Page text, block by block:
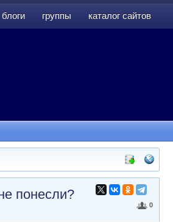
блоги группы каталог сайтов
0
понесли?